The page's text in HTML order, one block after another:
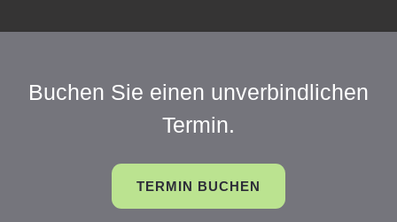
Buchen Sie einen unverbindlichen
Termin.
TERMIN BUCHEN